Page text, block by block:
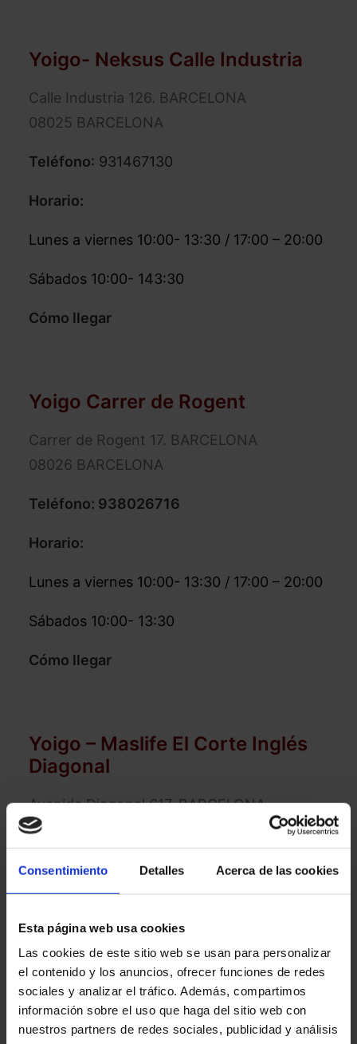
Consentimiento Detalles Acerca de las cookies
Esta página web usa cookies
Las cookies de este sitio web se usan para personalizar
el contenido y los anuncios, ofrecer funciones de redes
sociales y analizar el tráfico. Además, compartimos
información sobre el uso que haga del sitio web con
nuestros partners de redes sociales, publicidad y análisis
Yoigo- Neksus Calle Industria
Calle Industria 126. BARCELONA
08025 BARCELONA
Teléfono: 931467130
Horario:
Lunes a viernes 10:00- 13:30 / 17:00 – 20:00
Sábados 10:00- 143:30
Cómo llegar
Yoigo Carrer de Rogent
Carrer de Rogent 17. BARCELONA
08026 BARCELONA
Teléfono: 938026716
Horario:
Lunes a viernes 10:00- 13:30 / 17:00 – 20:00
Sábados 10:00- 13:30
Cómo llegar
Yoigo – Maslife El Corte Inglés
Diagonal
Avenida Diagonal 617. BARCELONA
08028 BARCELONA
Teléfono:622840011
Lunes a sábados 9:00 – 21:30
Domingo 12:00 – 20:00
Cómo llegar